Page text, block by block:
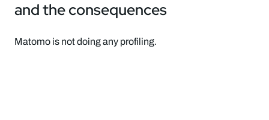
and the consequences
Matomo is not doing any profiling.